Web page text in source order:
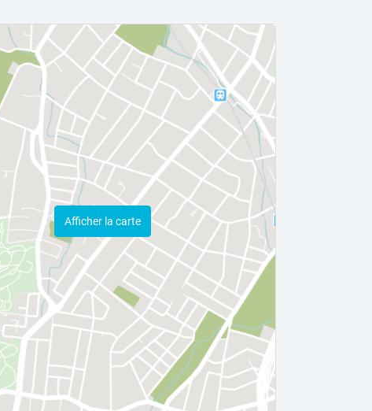
Afficher la carte